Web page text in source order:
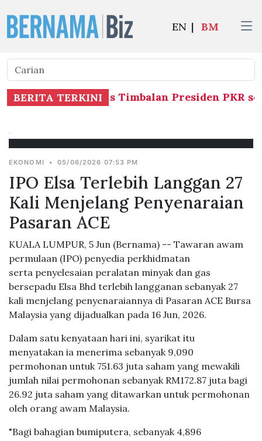
EN | BM
BERITA TERKINItugas Timbalan Presiden PKR
EKONOMI • 05/06/2026 07:53 PM
IPO Elsa Terlebih Langgan 27
Kali Menjelang Penyenaraian
Pasaran ACE
KUALA LUMPUR, 5 Jun (Bernama) -- Tawaran awam
permulaan (IPO) penyedia perkhidmatan
serta penyelesaian peralatan minyak dan gas
bersepadu Elsa Bhd terlebih langganan sebanyak 27
kali menjelang penyenaraiannya di Pasaran ACE Bursa
Malaysia yang dijadualkan pada 16 Jun, 2026.
Dalam satu kenyataan hari ini, syarikat itu
menyatakan ia menerima sebanyak 9,090
permohonan untuk 751.63 juta saham yang mewakili
jumlah nilai permohonan sebanyak RM172.87 juta bagi
26.92 juta saham yang ditawarkan untuk permohonan
oleh orang awam Malaysia.
"Bagi bahagian bumiputera, sebanyak 4,896